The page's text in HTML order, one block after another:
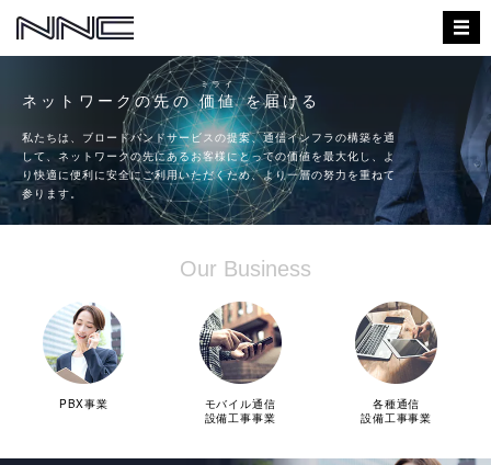
ネットワークの先の価値
ミライ
を届ける
私たちは、ブロードバンドサービスの提案、通信インフラの構築を通
して、ネットワークの先にあるお客様にとっての価値を最大化し、よ
り快適に便利に安全にご利用いただくため、より一層の努力を重ねて
参ります。
Our Business
PBX事業
モバイル通信
設備工事事業
各種通信
設備工事事業